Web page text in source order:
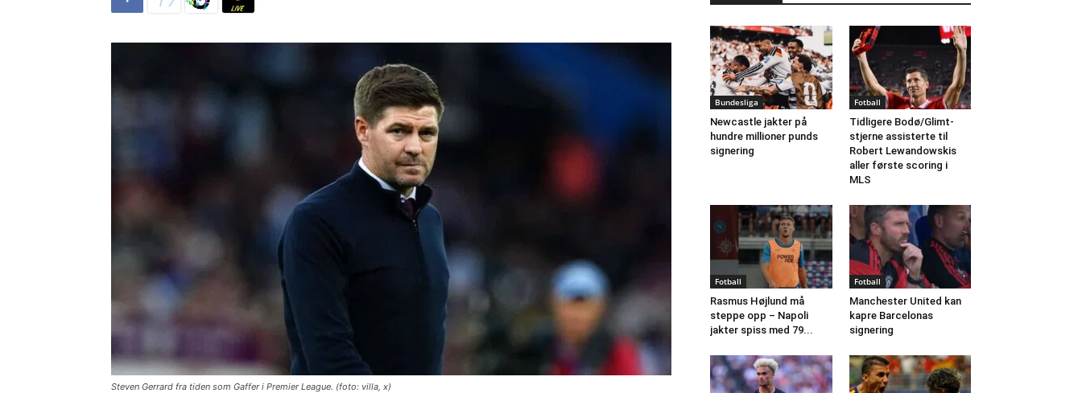
Steven Gerrard fra tiden som Gaffer i Premier League. (foto: villa, x)
Bundesliga
Newcastle jakter på
hundre millioner punds
signering
Fotball
Tidligere Bodø/Glimt-
stjerne assisterte til
Robert Lewandowskis
aller første scoring i
MLS
Fotball
Rasmus Højlund må
steppe opp – Napoli
jakter spiss med 79...
Fotball
Manchester United kan
kapre Barcelonas
signering